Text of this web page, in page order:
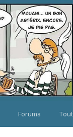
Forums